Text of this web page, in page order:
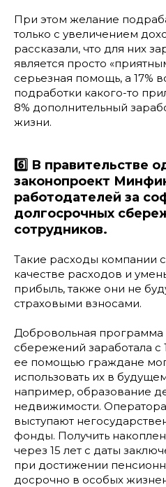
При этом желание
только с увеличением
рассказали, что для них
является просто
серьезная помощь, а 17%
подработки какого-то
8% дополнительный
жизни.
6️⃣ В правительстве
законопроект
работодателей за
долгосрочных
сотрудников.
Такие расходы компании
качестве расходов и
прибыль, также они не
страховыми взносами.
Добровольная программа
сбережений заработала с
ее помощью граждане
использовать их в
например, образование
недвижимости.
выступают
фонды. Получить
через 15 лет с даты
при достижении
досрочно в особых